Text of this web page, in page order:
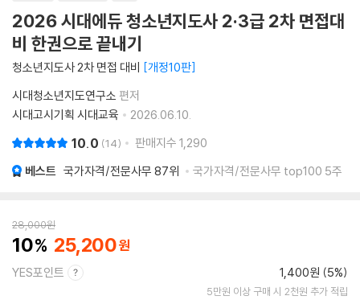
2026 시대에듀 청소년지도사 2·3급 2차 면접대
비 한권으로 끝내기
청소년지도사 2차 면접 대비 개정10판
시대청소년지도연구소 편저
시대고시기획 시대교육
2026.06.10.
10.0 14 판매지수 1,290
베스트 국가자격/전문사무 87위 국가자격/전문사무 top100 5주
28,000원
10 25,200
YES포인트 1,400원 (5%)
5만원 이상 구매 시 2천원 추가 적립